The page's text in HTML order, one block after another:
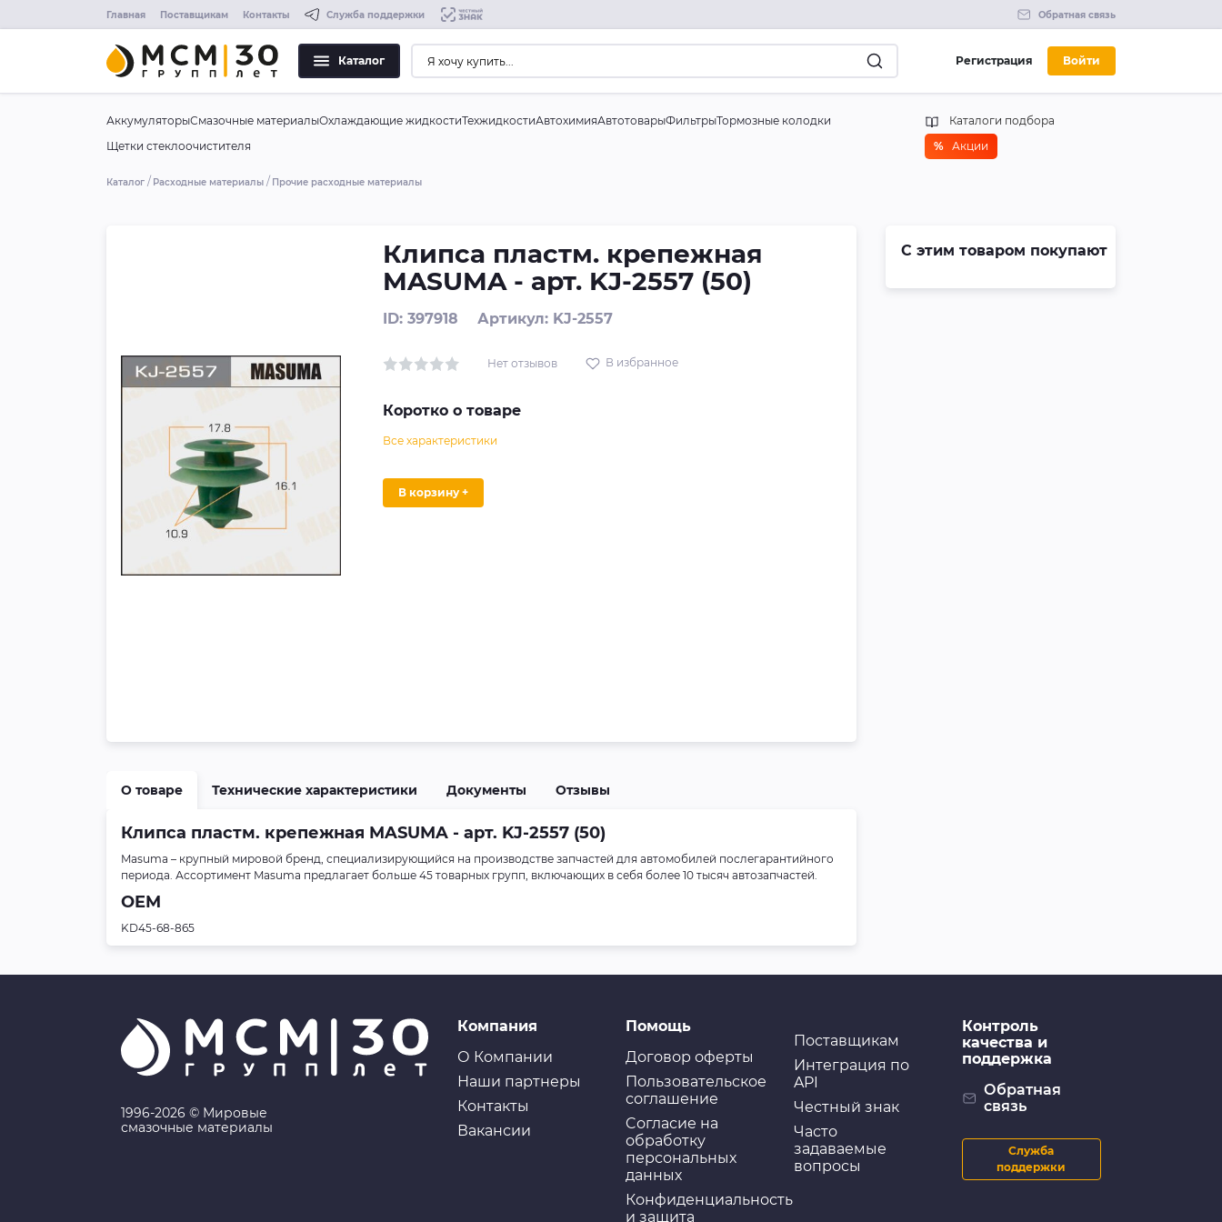
Главная Поставщикам Контакты Служба поддержки Обратная связь
Каталог Регистрация Войти
АккумуляторыСмазочные материалыОхлаждающие жидкостиТехжидкостиАвтохимияАвтотоварыФильтрыТормозные колодки
Щетки стеклоочистителя
Каталоги подбора
% Акции
Каталог Расходные материалы Прочие расходные материалы
Клипса пластм. крепежная
MASUMA - арт. KJ-2557 (50)
ID: 397918 Артикул: KJ-2557
Нет отзывов В избранное
Коротко о товаре
Все характеристики
В корзину +
О товаре Технические характеристики Документы Отзывы
Клипса пластм. крепежная MASUMA - арт. KJ-2557 (50)
Masuma – крупный мировой бренд, специализирующийся на производстве запчастей для автомобилей послегарантийного
периода. Ассортимент Masuma предлагает больше 45 товарных групп, включающих в себя более 10 тысяч автозапчастей.
OEM
KD45-68-865
С этим товаром покупают
1996-2026 © Мировые
смазочные материалы
Компания
О Компании
Наши партнеры
Контакты
Вакансии
Помощь
Договор оферты
Пользовательское
соглашение
Cогласие на
обработку
персональных
данных
Конфиденциальность
и защита
Поставщикам
Интеграция по
API
Честный знак
Часто
задаваемые
вопросы
Контроль
качества и
поддержка
Обратная
связь
Служба
поддержки